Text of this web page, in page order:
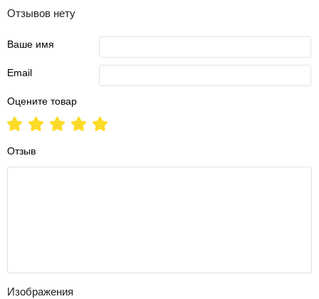
Отзывов нету
Ваше имя
Email
Оцените товар
Отзыв
Изображения